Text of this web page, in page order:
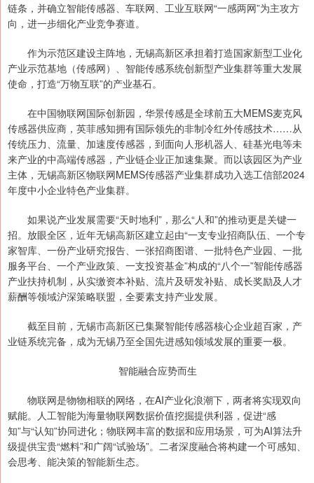
链条，并确立智能传感器、车联网、工业互联网“一感两网”为主攻方
向，进一步细化产业竞争赛道。
作为示范区建设主阵地，无锡高新区承担着打造国家新型工业化
产业示范基地（传感网）、智能传感系统创新型产业集群等重大发展
使命，打造“万物互联”的产业基石。
在中国物联网国际创新园，华景传感是全球前五大MEMS麦克风
传感器供应商，英菲感知拥有国际领先的非制冷红外传感技术……从
传统压力、流量、加速度传感器，到面向人形机器人、硅基光电等未
来产业的中高端传感器，产业链企业正加速集聚。而以该园区为产业
主体，无锡高新区物联网MEMS传感器产业集群成功入选工信部2024
年度中小企业特色产业集群。
如果说产业发展需要“天时地利”，那么“人和”的推动更是关键一
招。放眼全区，近年无锡高新区建立起由“一支专业招商队伍、一个专
家智库、一份产业研究报告、一张招商图谱、一批特色产业园、一批
服务平台、一个产业政策、一支投资基金”构成的“八个一”智能传感器
产业扶持机制，从实缴资本补贴、流片及研发补贴、成长奖励及人才
薪酬等领域沪深策略联盟，全要素支持产业发展。
截至目前，无锡市高新区已集聚智能传感器核心企业超百家，产
业链系统完备，成为无锡乃至全国先进感知领域发展的重要一极。
智能融合应势而生
物联网是物物相联的网络，在AI产业化浪潮下，两者将实现双向
赋能。人工智能为海量物联网数据价值挖掘提供利器，促进“感
知”与“认知”协同进化；物联网丰富的数据和应用场景，可为AI算法升
级提供宝贵“燃料”和广阔“试验场”。二者深度融合将构建一个可感知、
会思考、能决策的智能新生态。